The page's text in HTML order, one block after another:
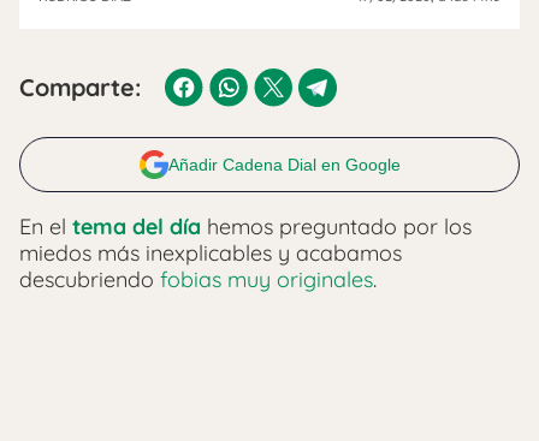
Comparte:
Añadir Cadena Dial en Google
En el tema del día hemos preguntado por los
miedos más inexplicables y acabamos
descubriendo fobias muy originales.